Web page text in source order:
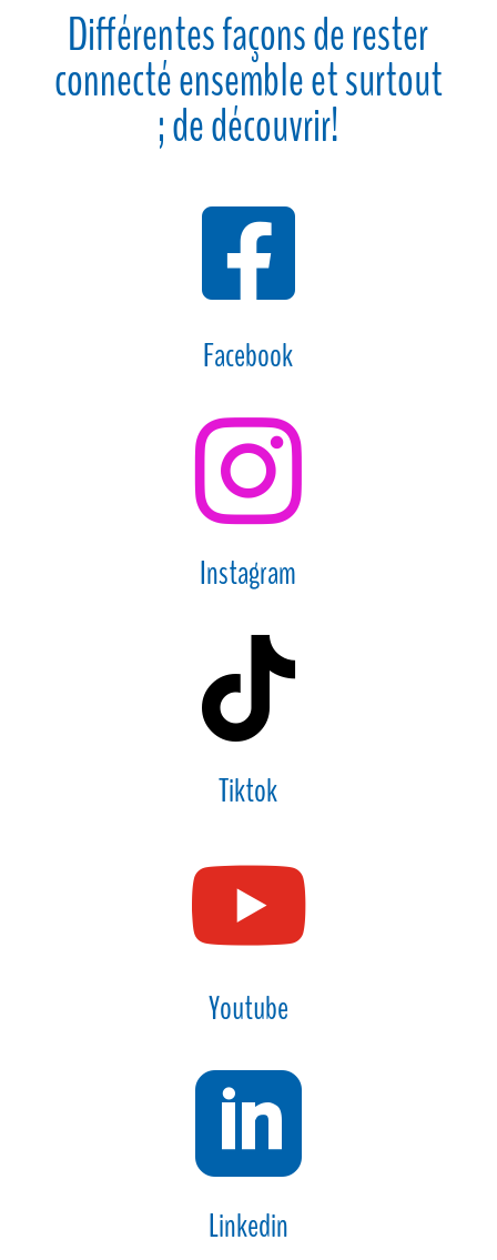
Différentes façons de rester
connecté ensemble et surtout
; de découvrir!

Facebook

Instagram

Tiktok

Youtube

Linkedin